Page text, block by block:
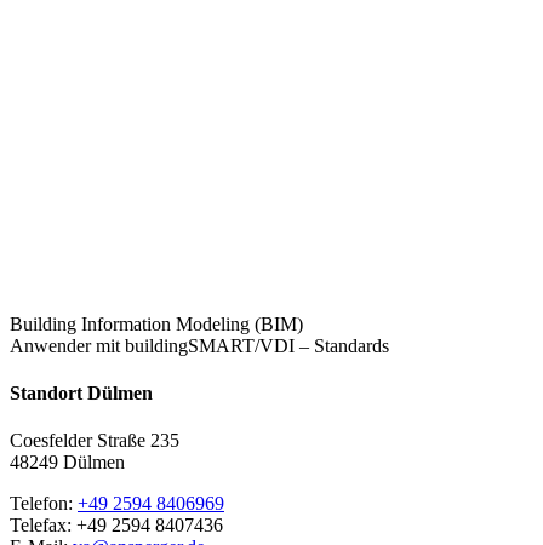
Building Information Modeling (BIM)
Anwender mit buildingSMART/VDI – Standards
Standort Dülmen
Coesfelder Straße 235
48249 Dülmen
Telefon: +49 2594 8406969
Telefax: +49 2594 8407436